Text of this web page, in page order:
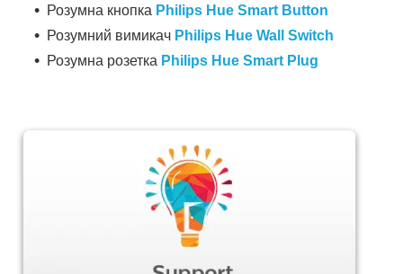
Розумна кнопка Philips Hue Smart Button
Розумний вимикач Philips Hue Wall Switch
Розумна розетка Philips Hue Smart Plug